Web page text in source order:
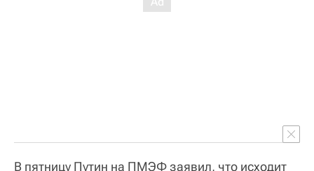
В пятницу Путин на ПМЭФ заявил, что исходит